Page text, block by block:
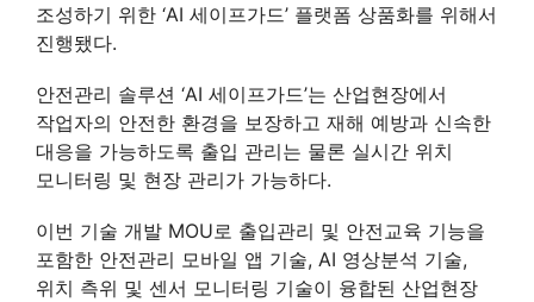
조성하기 위한 ‘AI 세이프가드’ 플랫폼 상품화를 위해서
진행됐다.
안전관리 솔루션 ‘AI 세이프가드’는 산업현장에서
작업자의 안전한 환경을 보장하고 재해 예방과 신속한
대응을 가능하도록 출입 관리는 물론 실시간 위치
모니터링 및 현장 관리가 가능하다.
이번 기술 개발 MOU로 출입관리 및 안전교육 기능을
포함한 안전관리 모바일 앱 기술, AI 영상분석 기술,
위치 측위 및 센서 모니터링 기술이 융합된 산업현장